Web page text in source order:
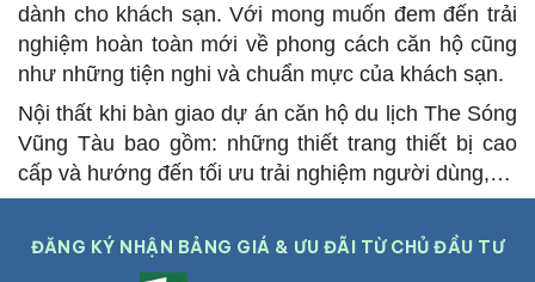
dành cho khách sạn. Với mong muốn đem đến trải
nghiệm hoàn toàn mới về phong cách căn hộ cũng
như những tiện nghi và chuẩn mực của khách sạn.
Nội thất khi bàn giao dự án căn hộ du lịch The Sóng
Vũng Tàu bao gồm: những thiết trang thiết bị cao
cấp và hướng đến tối ưu trải nghiệm người dùng,…
ĐĂNG KÝ NHẬN BẢNG GIÁ & ƯU ĐÃI TỪ CHỦ ĐẦU TƯ